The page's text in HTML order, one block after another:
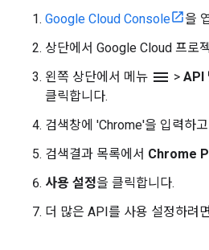
Google Cloud Console
을
상단에서 Google Cloud 프로
왼쪽 상단에서 메뉴 menu > API
클릭합니다.
검색창에 'Chrome'을 입력하고
검색결과 목록에서 Chrome
사용 설정을 클릭합니다.
더 많은 API를 사용 설정하려